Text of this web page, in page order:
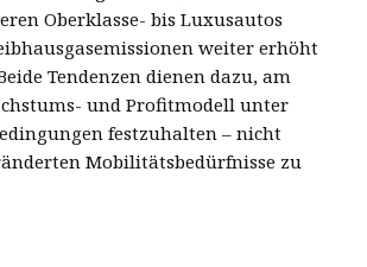
Oberklasse- bis Luxusautos
weiter erhöht
Tendenzen dienen dazu, am
und Profitmodell unter
festzuhalten – nicht
Mobilitätsbedürfnisse zu